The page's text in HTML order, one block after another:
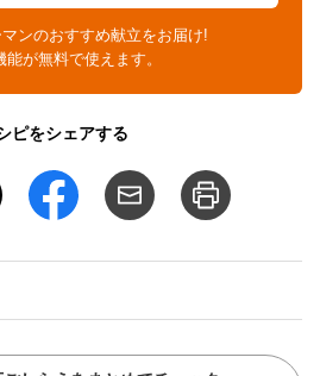
ンのおすすめ献立をお届け!
能が無料で使えます。
ピをシェアする